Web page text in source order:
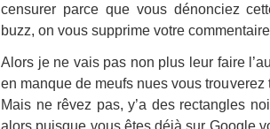
censurer parce que vous dénonciez
buzz, on vous supprime votre
Alors je ne vais pas non plus leur faire
en manque de meufs nues vous
Mais ne rêvez pas, y’a des rectangles
alors puisque vous êtes déjà sur Google